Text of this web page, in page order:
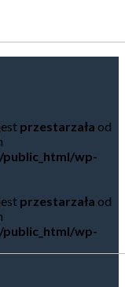
przestarzała od
wp-
przestarzała od
wp-